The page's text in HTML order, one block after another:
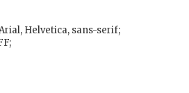
Helvetica, sans-serif;